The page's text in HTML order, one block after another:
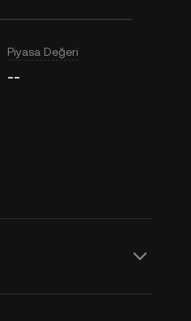
Piyasa Değeri
--